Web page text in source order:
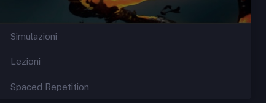
Simulazioni
Lezioni
Spaced Repetition